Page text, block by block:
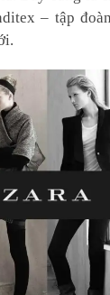
– tập